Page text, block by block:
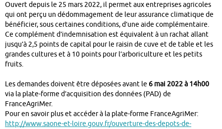
Ouvert depuis le 25 mars 2022, il permet aux entreprises agricoles
qui ont perçu un dédommagement de leur assurance climatique de
bénéficier, sous certaines conditions, d’une aide complémentaire.
Ce complément d’indemnisation est équivalent à un rachat allant
jusqu’à 2,5 points de capital pour le raisin de cuve et de table et les
grandes cultures et à 10 points pour l’arboriculture et les petits
fruits.
Les demandes doivent être déposées avant le 6 mai 2022 à 14h00
via la plate-forme d’acquisition des données (PAD) de
FranceAgriMer.
Pour en savoir plus et accéder à la plate-forme FranceAgriMer:
http://www.saone-et-loire.gouv.fr/ouverture-des-depots-de-